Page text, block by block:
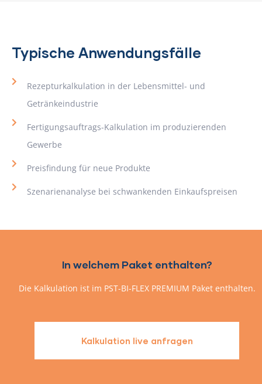
Typische Anwendungsfälle
Rezepturkalkulation in der Lebensmittel- und
Getränkeindustrie
Fertigungsauftrags-Kalkulation im produzierenden
Gewerbe
Preisfindung für neue Produkte
Szenarienanalyse bei schwankenden Einkaufspreisen
In welchem Paket enthalten?
Die Kalkulation ist im PST-BI-FLEX PREMIUM Paket enthalten.
Kalkulation live anfragen